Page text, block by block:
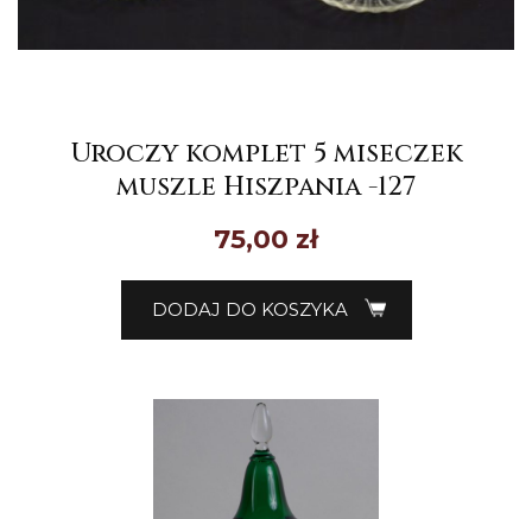
Uroczy komplet 5 miseczek
muszle Hiszpania -127
75,00 zł
DODAJ DO KOSZYKA